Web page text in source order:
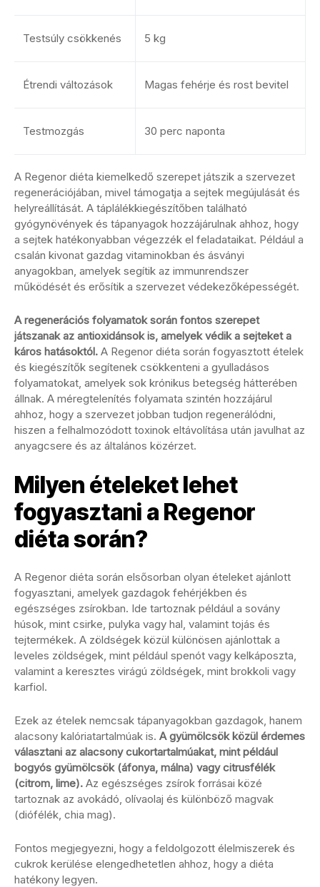
Testsúly csökkenés 5 kg
Étrendi változások Magas fehérje és rost bevitel
Testmozgás 30 perc naponta
A Regenor diéta kiemelkedő szerepet játszik a szervezet
regenerációjában, mivel támogatja a sejtek megújulását és
helyreállítását. A táplálékkiegészítőben található
gyógynövények és tápanyagok hozzájárulnak ahhoz, hogy
a sejtek hatékonyabban végezzék el feladataikat. Például a
csalán kivonat gazdag vitaminokban és ásványi
anyagokban, amelyek segítik az immunrendszer
működését és erősítik a szervezet védekezőképességét.
A regenerációs folyamatok során fontos szerepet
játszanak az antioxidánsok is, amelyek védik a sejteket a
káros hatásoktól. A Regenor diéta során fogyasztott ételek
és kiegészítők segítenek csökkenteni a gyulladásos
folyamatokat, amelyek sok krónikus betegség hátterében
állnak. A méregtelenítés folyamata szintén hozzájárul
ahhoz, hogy a szervezet jobban tudjon regenerálódni,
hiszen a felhalmozódott toxinok eltávolítása után javulhat az
anyagcsere és az általános közérzet.
Milyen ételeket lehet
fogyasztani a Regenor
diéta során?
A Regenor diéta során elsősorban olyan ételeket ajánlott
fogyasztani, amelyek gazdagok fehérjékben és
egészséges zsírokban. Ide tartoznak például a sovány
húsok, mint csirke, pulyka vagy hal, valamint tojás és
tejtermékek. A zöldségek közül különösen ajánlottak a
leveles zöldségek, mint például spenót vagy kelkáposzta,
valamint a keresztes virágú zöldségek, mint brokkoli vagy
karfiol.
Ezek az ételek nemcsak tápanyagokban gazdagok, hanem
alacsony kalóriatartalmúak is. A gyümölcsök közül érdemes
választani az alacsony cukortartalmúakat, mint például
bogyós gyümölcsök (áfonya, málna) vagy citrusfélék
(citrom, lime). Az egészséges zsírok forrásai közé
tartoznak az avokádó, olívaolaj és különböző magvak
(diófélék, chia mag).
Fontos megjegyezni, hogy a feldolgozott élelmiszerek és
cukrok kerülése elengedhetetlen ahhoz, hogy a diéta
hatékony legyen.